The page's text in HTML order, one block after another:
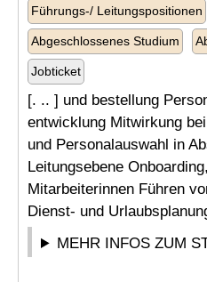
Führungs-/ Leitungspositionen
Abgeschlossenes Studium
Jobticket
[. .. ] und bestellung
entwicklung Mitwirkung
und Personalauswahl in
Leitungsebene
Mitarbeiterinnen Führen
Dienst- und
MEHR INFOS ZUM